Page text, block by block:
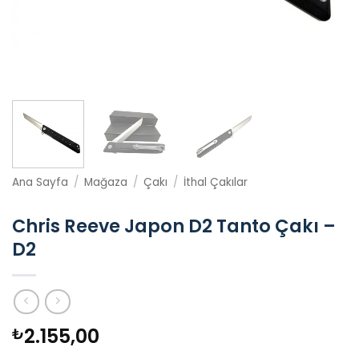
Ana Sayfa / Mağaza / Çakı / İthal Çakılar
Chris Reeve Japon D2 Tanto Çakı –
D2
₺2.155,00